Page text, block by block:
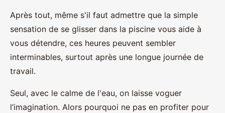
Après tout, même s'il faut admettre que la simple
sensation de se glisser dans la piscine vous aide à
vous détendre, ces heures peuvent sembler
interminables, surtout après une longue journée de
travail.
Seul, avec le calme de l'eau, on laisse voguer
l’imagination. Alors pourquoi ne pas en profiter pour